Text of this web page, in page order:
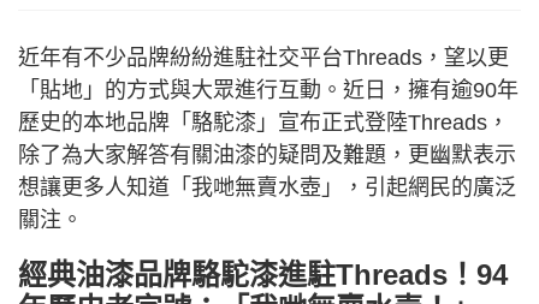
近年有不少品牌紛紛進駐社交平台Threads，望以更
「貼地」的方式與大眾進行互動。近日，擁有逾90年
歷史的本地品牌「駱駝漆」宣布正式登陸Threads，
除了為大家解答有關油漆的疑問及難題，更幽默表示
想讓更多人知道「我哋無賣水壺」，引起網民的廣泛
關注。
經典油漆品牌駱駝漆進駐Threads！94